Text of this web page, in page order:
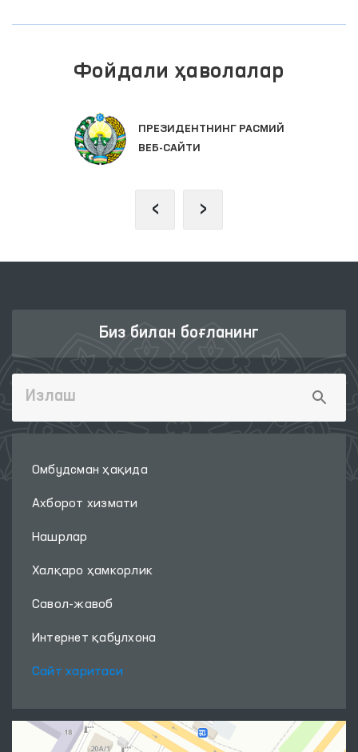
Фойдали ҳаволалар
ПРЕЗИДЕНТНИНГ РАСМИЙ
ВЕБ-САЙТИ
‹ ›
Биз билан боғланинг
Омбудсман ҳақида
Ахборот хизмати
Нашрлар
Халқаро ҳамкорлик
Савол-жавоб
Интернет қабулхона
Сайт харитаси